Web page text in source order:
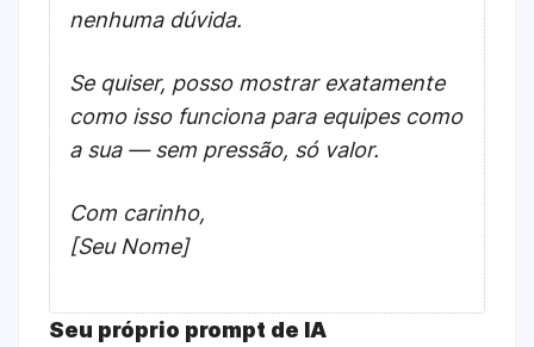
nenhuma dúvida.
Se quiser, posso mostrar exatamente
como isso funciona para equipes como
a sua — sem pressão, só valor.
Com carinho,
[Seu Nome]
Seu próprio prompt de IA